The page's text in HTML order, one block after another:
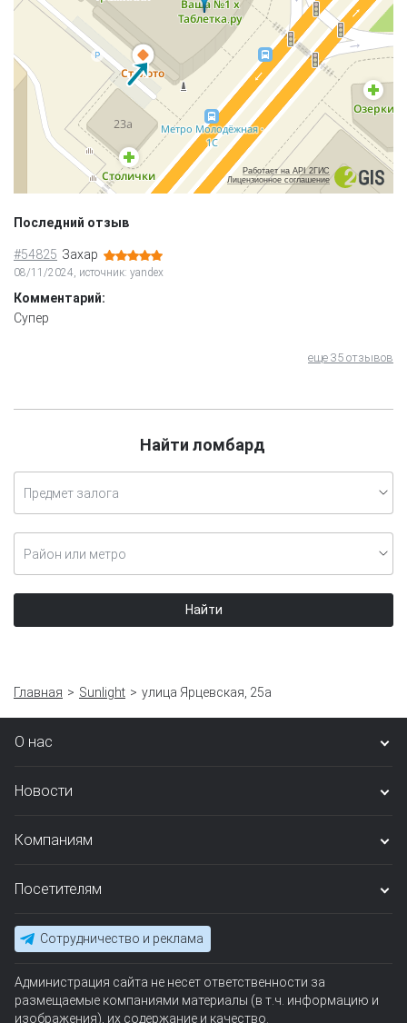
Работает на API 2ГИС
Лицензионное соглашение
Последний отзыв
#54825 Захар
08/11/2024, источник: yandex
Комментарий:
Супер
еще 35 отзывов
Найти ломбард
Предмет залога
Район или метро
Найти
Главная Sunlight улица Ярцевская, 25а
О нас
Новости
Компаниям
Посетителям
Сотрудничество и реклама
Администрация сайта не несет ответственности за
размещаемые компаниями материалы (в т.ч. информацию и
изображения), их содержание и качество.